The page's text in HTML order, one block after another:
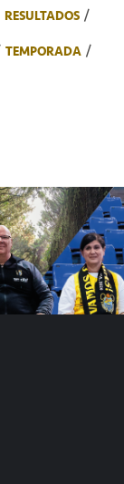
RESULTADOS
TEMPORADA